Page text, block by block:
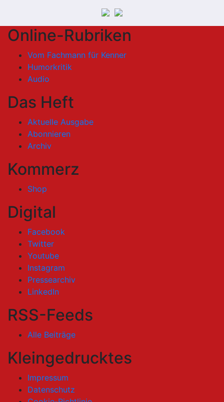
Online-Rubriken
Vom Fachmann für Kenner
Humorkritik
Audio
Das Heft
Aktuelle Ausgabe
Abonnieren
Archiv
Kommerz
Shop
Digital
Facebook
Twitter
Youtube
Instagram
Pressearchiv
LinkedIn
RSS-Feeds
Alle Beiträge
Kleingedrucktes
Impressum
Datenschutz